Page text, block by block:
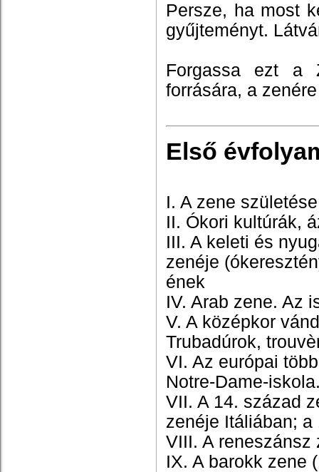
Persze, ha most
gyűjteményt.
Forgassa ezt a
forrására, a
Első
I. A zene
II. Ókori kultúrák,
III. A keleti és
zenéje
ének
IV. Arab zene. Az
V. A középkor
Trubadúrok,
VI. Az európai
Notre-Dame-
VII. A 14. század
zenéje Itáliában; a
VIII. A
IX. A barokk zene